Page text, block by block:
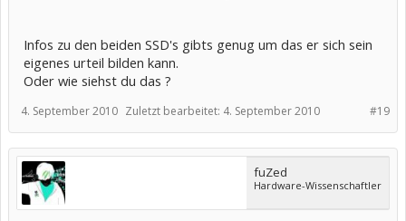
Infos zu den beiden SSD's gibts genug um das er sich sein
eigenes urteil bilden kann.
Oder wie siehst du das ?
#19
4. September 2010 Zuletzt bearbeitet: 4. September 2010
fuZed
Hardware-Wissenschaftler